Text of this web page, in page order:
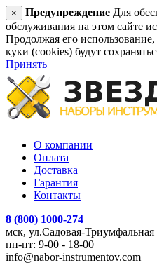
× Предупреждение Для
обслуживания на этом сайте
Продолжая его
куки (cookies) будут
Принять
О компании
Оплата
Доставка
Гарантия
Контакты
8 (800) 1000-274
мск, ул.Садовая-Триумфальная
пн-пт: 9-00 - 18-00
info@nabor-instrumentov.com